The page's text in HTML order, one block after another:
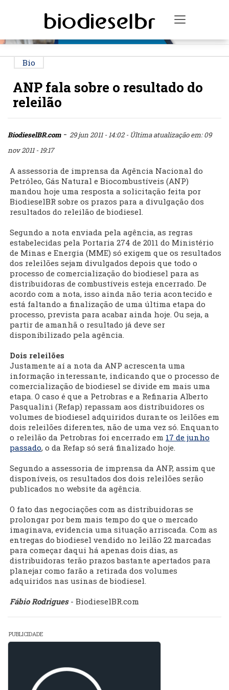
Toggle
Bio
ANP fala sobre o resultado do
releilão
BiodieselBR.com- 29 jun 2011 - 14:02- Última atualização em: 09
nov 2011 - 19:17
A assessoria de imprensa da Agência Nacional do
Petróleo, Gás Natural e Biocombustíveis (ANP)
mandou hoje uma resposta a solicitação feita por
BiodieselBR sobre os prazos para a divulgação dos
resultados do releilão de biodiesel.
Segundo a nota enviada pela agência, as regras
estabelecidas pela Portaria 274 de 2011 do Ministério
de Minas e Energia (MME) só exigem que os resultados
dos releilões sejam divulgados depois que todo o
processo de comercialização do biodiesel para as
distribuidoras de combustíveis esteja encerrado. De
acordo com a nota, isso ainda não teria acontecido e
está faltando a finalização de uma última etapa do
processo, prevista para acabar ainda hoje. Ou seja, a
partir de amanhã o resultado já deve ser
disponibilizado pela agência.
Dois releilões
Justamente aí a nota da ANP acrescenta uma
informação interessante, indicando que o processo de
comercialização de biodiesel se divide em mais uma
etapa. O caso é que a Petrobras e a Refinaria Alberto
Pasqualini (Refap) repassam aos distribuidores os
volumes de biodiesel adquiridos durante os leilões em
dois releilões diferentes, não de uma vez só. Enquanto
o releilão da Petrobras foi encerrado em 17 de junho
passado, o da Refap só será finalizado hoje.
Segundo a assessoria de imprensa da ANP, assim que
disponíveis, os resultados dos dois releilões serão
publicados no website da agência.
O fato das negociações com as distribuidoras se
prolongar por bem mais tempo do que o mercado
imaginava, evidencia uma situação arriscada. Com as
entregas do biodiesel vendido no leilão 22 marcadas
para começar daqui há apenas dois dias, as
distribuidoras terão prazos bastante apertados para
planejar como farão a retirada dos volumes
adquiridos nas usinas de biodiesel.
Fábio Rodrigues- BiodieselBR.com
PUBLICIDADE